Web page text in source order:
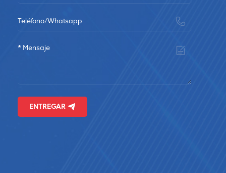
ENTREGAR